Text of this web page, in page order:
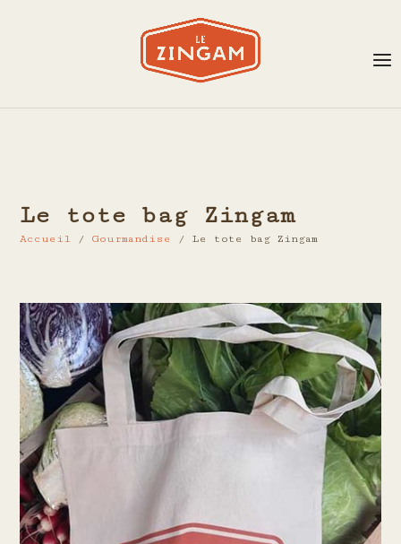
Le tote bag Zingam
Accueil /Gourmandise / Le tote bag Zingam